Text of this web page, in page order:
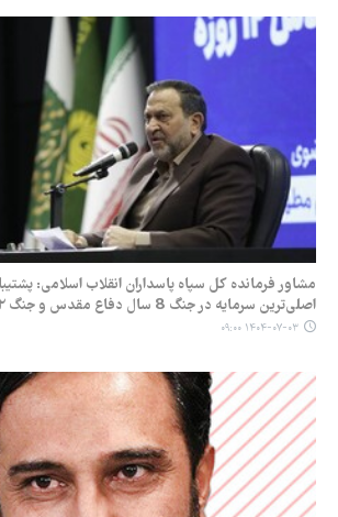
مشاور فرمانده کل سپاه پاسداران انقلاب اسلامی:
اصلی‌ترین سرمایه در جنگ 8 سال دفاع مقدس و جنگ ۱۲روزه است
۱۴۰۴-۰۷-۰۳ ۰۹:۰۰